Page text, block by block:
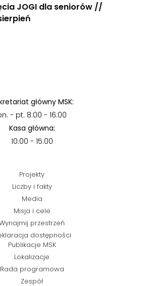
JOGI dla seniorów //
główny MSK:
- pt. 8:00 - 16:00
Kasa główna:
10:00 - 15:00
Projekty
Liczby i fakty
Media
Misja i cele
przestrzeń
dostępności
Publikacje MSK
Lokalizacje
Rada programowa
Zespół